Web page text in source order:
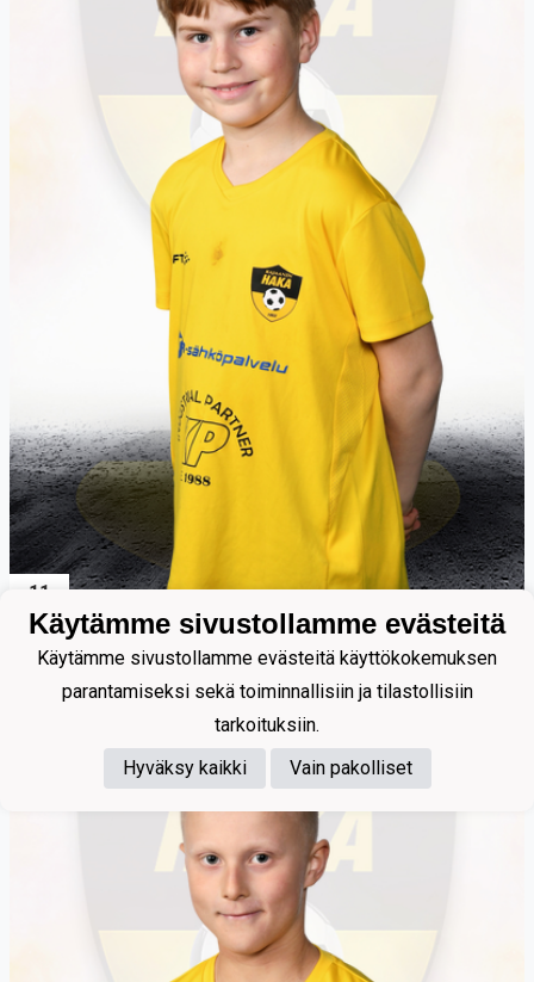
11
Pasanen Elias
Käytämme sivustollamme evästeitä
Käytämme sivustollamme evästeitä käyttökokemuksen
parantamiseksi sekä toiminnallisiin ja tilastollisiin
tarkoituksiin.
Hyväksy kaikki
Vain pakolliset